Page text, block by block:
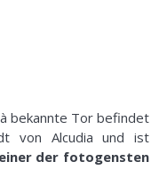
bekannte Tor befindet
von Alcudia und ist
einer der fotogensten